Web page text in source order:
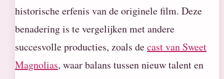
historische erfenis van de originele film. Deze
benadering is te vergelijken met andere
succesvolle producties, zoals decast van Sweet
Magnolias, waar balans tussen nieuw talent en